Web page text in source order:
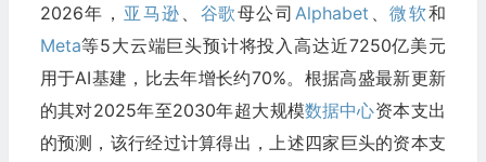
2026年， 亚马逊 谷歌母公司 Alphabet 、微软和
Meta等5大云端巨头预计将投入高达近7250亿美元
用于AI基建，比去年增长约70%。根据高盛最新更新
的其对2025年至2030年超大规模数据中心资本支出
的预测，该行经过计算得出，上述四家巨头的资本支